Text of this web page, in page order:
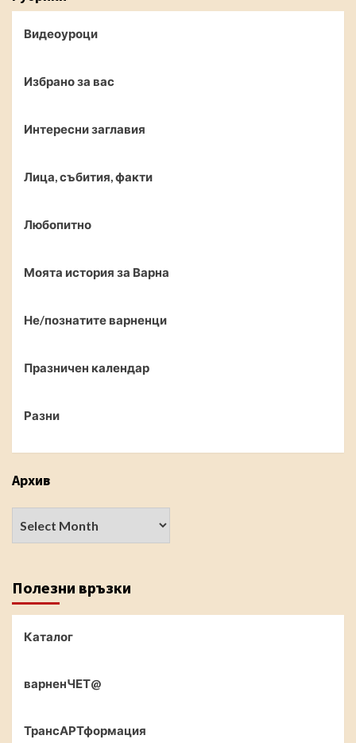
Видеоуроци
Избрано за вас
Интересни заглавия
Лица, събития, факти
Любопитно
Моята история за Варна
Не/познатите варненци
Празничен календар
Разни
Архив
Полезни връзки
Каталог
варненЧЕТ@
ТрансАРТформация